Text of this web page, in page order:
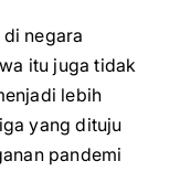
negara
itu juga tidak
lebih
yang dituju
pandemi